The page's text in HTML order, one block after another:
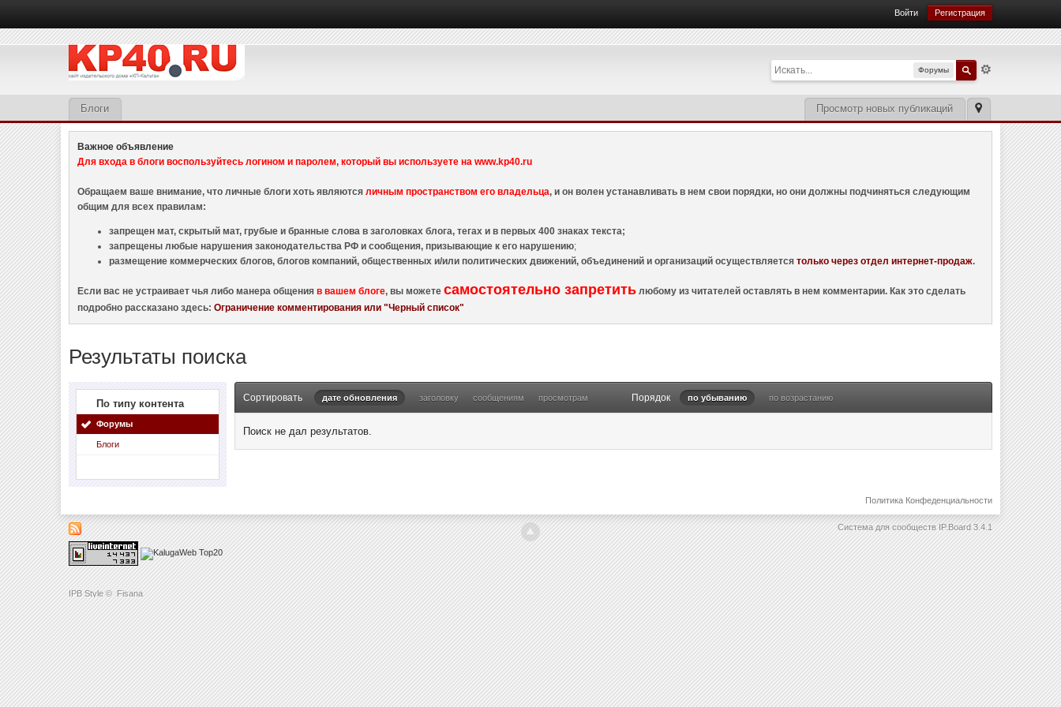
IPB Style © Fisana
Войти Регистрация
Форумы
Просмотр новых публикаций
Блоги
Важное объявление
Для входа в блоги воспользуйтесь логином и паролем, который вы используете на www.kp40.ru
Обращаем ваше внимание, что личные блоги хоть являютсяличным пространством его владельца, и он волен устанавливать в нем свои порядки, но они должны подчиняться следующим
общим для всех правилам:
запрещен мат, скрытый мат, грубые и бранные слова в заголовках блога, тегах и в первых 400 знаках текста;
запрещены любые нарушения законодательства РФ и сообщения, призывающие к его нарушению;
размещение коммерческих блогов, блогов компаний, общественных и/или политических движений, объединений и организаций осуществляетсятолько через отдел интернет-продаж.
Если вас не устраивает чья либо манера общенияв вашем блоге, вы можетесамостоятельно запретить любому из читателей оставлять в нем комментарии. Как это сделать
подробно рассказано здесь:Ограничение комментирования или "Черный список"
Результаты поиска
По типу контента
Форумы
Блоги
Сортировать дате обновления заголовку сообщениям просмотрам Порядок по убыванию по возрастанию
Поиск не дал результатов.
Политика Конфеденциальности
Система для сообществ IP.Board 3.4.1